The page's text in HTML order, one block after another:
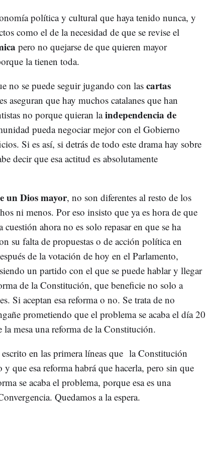
política y cultural que haya tenido nunca, y
como el de la necesidad de que se revise el
pero no quejarse de que quieren mayor
la tienen toda.
no se puede seguir jugando con las cartas
aseguran que hay muchos catalanes que han
no porque quieran laindependencia de
pueda negociar mejor con el Gobierno
Si es así, si detrás de todo este drama hay sobre
decir que esa actitud es absolutamente
un Dios mayor, no son diferentes al resto de los
ni menos. Por eso insisto que ya es hora de que
ahora no es solo repasar en que se ha
su falta de propuestas o de acción política en
de la votación de hoy en el Parlamento,
un partido con el que se puede hablar y llegar
de la Constitución, que beneficie no solo a
Si aceptan esa reforma o no. Se trata de no
prometiendo que el problema se acaba el día 20
mesa una reforma de la Constitución.
en las primera líneas que la Constitución
que esa reforma habrá que hacerla, pero sin que
se acaba el problema, porque esa es una
Quedamos a la espera.